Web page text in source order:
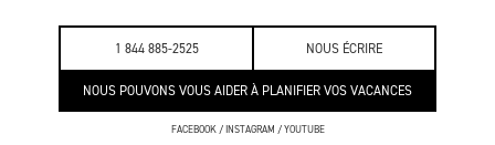
1 844 885-2525 NOUS ÉCRIRE
NOUS POUVONS VOUS AIDER À PLANIFIER VOS VACANCES
FACEBOOK/INSTAGRAM /YOUTUBE